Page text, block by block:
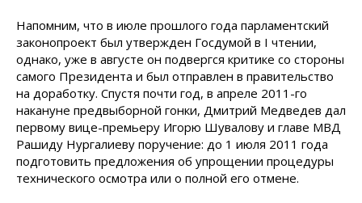
Напомним, что в июле прошлого года парламентский
законопроект был утвержден Госдумой в I чтении,
однако, уже в августе он подвергся критике со стороны
самого Президента и был отправлен в правительство
на доработку. Спустя почти год, в апреле 2011-го
накануне предвыборной гонки, Дмитрий Медведев дал
первому вице-премьеру Игорю Шувалову и главе МВД
Рашиду Нургалиеву поручение: до 1 июля 2011 года
подготовить предложения об упрощении процедуры
технического осмотра или о полной его отмене.